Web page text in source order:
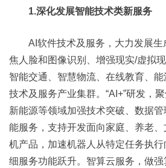
1.深化发展智能技术类新服务
AI软件技术及服务，大力发展生
焦人脸和图像识别、增强现实/虚拟
智能交通、智慧物流、在线教育、
技术及服务产业集群。“AI+”研发，
新能源等领域加强技术突破、数据
能服务，支持开发面向家庭、养老
机产品，加速机器人从特定任务执
细服务功能跃升。智算云服务，做